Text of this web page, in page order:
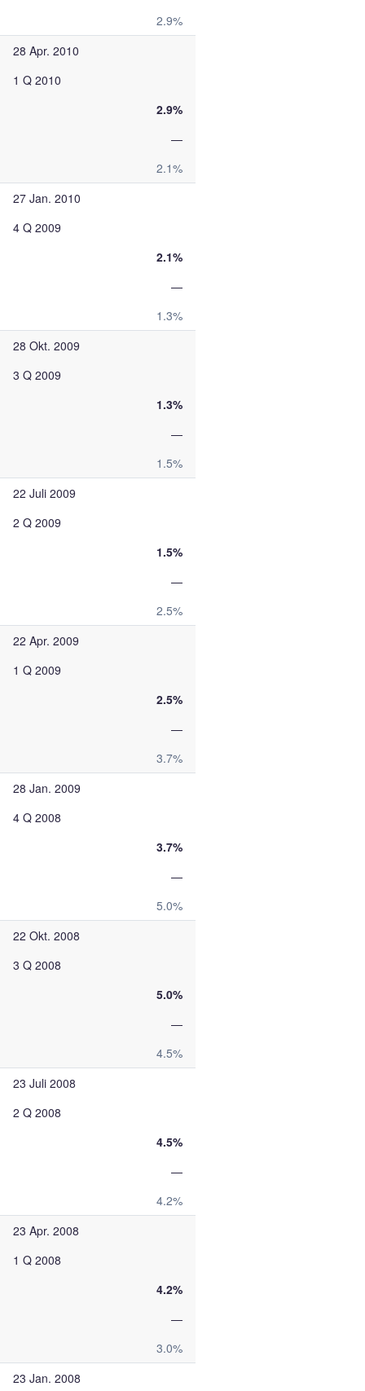
2.9%
28 Apr. 2010
1 Q 2010
2.9%
—
2.1%
27 Jan. 2010
4 Q 2009
2.1%
—
1.3%
28 Okt. 2009
3 Q 2009
1.3%
—
1.5%
22 Juli 2009
2 Q 2009
1.5%
—
2.5%
22 Apr. 2009
1 Q 2009
2.5%
—
3.7%
28 Jan. 2009
4 Q 2008
3.7%
—
5.0%
22 Okt. 2008
3 Q 2008
5.0%
—
4.5%
23 Juli 2008
2 Q 2008
4.5%
—
4.2%
23 Apr. 2008
1 Q 2008
4.2%
—
3.0%
23 Jan. 2008